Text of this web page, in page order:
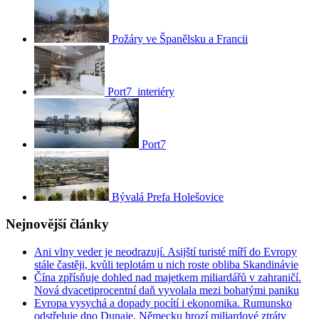
Požáry ve Španělsku a Francii
Port7_interiéry
Port7
Bývalá Prefa Holešovice
Nejnovější články
Ani vlny veder je neodrazují. Asijští turisté míří do Evropy
stále častěji, kvůli teplotám u nich roste obliba Skandinávie
Čína zpřísňuje dohled nad majetkem miliardářů v zahraničí.
Nová dvacetiprocentní daň vyvolala mezi bohatými paniku
Evropa vysychá a dopady pocítí i ekonomika. Rumunsko
odstřeluje dno Dunaje, Německu hrozí miliardové ztráty